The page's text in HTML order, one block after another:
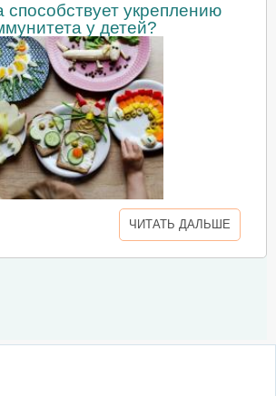
способствует укреплению
у детей?
ЧИТАТЬ ДАЛЬШЕ